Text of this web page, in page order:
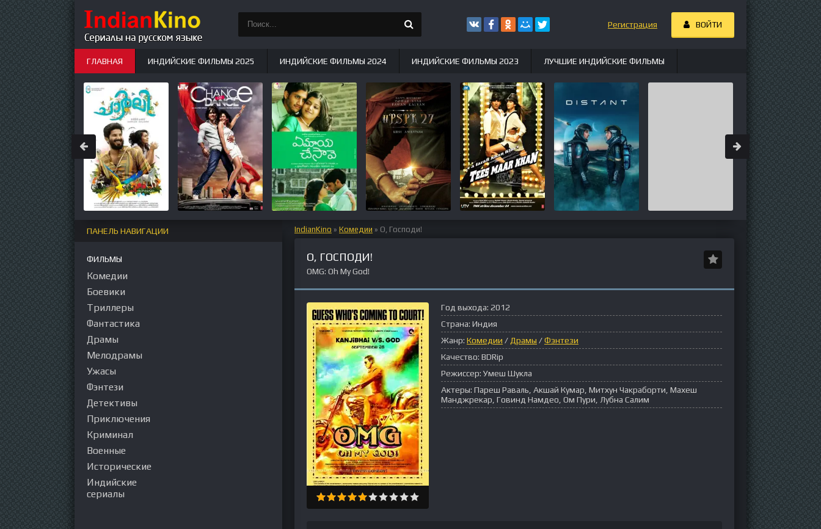
IndianKino » Комедии » О, Господи!
О, ГОСПОДИ!
OMG: Oh My God!
Год выхода: 2012
Страна: Индия
Жанр: Комедии / Драмы /Фэнтези
Качество: BDRip
Режиссер: Умеш Шукла
Актеры: Пареш Раваль, Акшай Кумар, Митхун Чакраборти, Махеш
Манджрекар, Говинд Намдео, Ом Пури, Лубна Салим
ПАНЕЛЬ НАВИГАЦИИ
ФИЛЬМЫ
Комедии
Боевики
Триллеры
Фантастика
Драмы
Мелодрамы
Ужасы
Фэнтези
Детективы
Приключения
Криминал
Военные
Исторические
Индийские
сериалы
Регистрация ВОЙТИ
ГЛАВНАЯ ИНДИЙСКИЕ ФИЛЬМЫ 2025 ИНДИЙСКИЕ ФИЛЬМЫ 2024 ИНДИЙСКИЕ ФИЛЬМЫ 2023 ЛУЧШИЕ ИНДИЙСКИЕ ФИЛЬМЫ
ИНДИЙСКИЕ СЕРИАЛЫ НОВЫЕ